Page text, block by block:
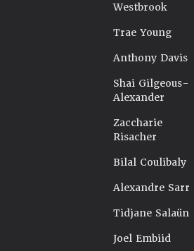
Westbrook
Trae Young
Anthony Davis
Shai Gilgeous-
Alexander
Zaccharie
Risacher
Bilal Coulibaly
Alexandre Sarr
Tidjane Salaün
Joel Embiid